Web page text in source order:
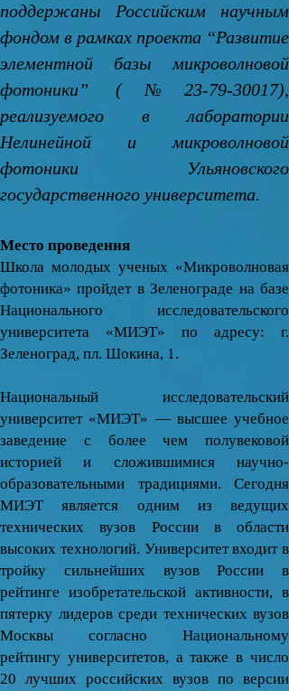
поддержаны Российским научным
фондом в рамках проекта “Развитие
элементной базы микроволновой
фотоники” (№23-79-30017),
реализуемого в лаборатории
Нелинейной и микроволновой
фотоники Ульяновского
государственного университета.
Место проведения
Школа молодых ученых «Микроволновая
фотоника» пройдет в Зеленограде на базе
Национального исследовательского
университета «МИЭТ» по адресу: г.
Зеленоград, пл. Шокина, 1.
Национальный исследовательский
университет «МИЭТ» — высшее учебное
заведение с более чем полувековой
историей и сложившимися научно-
образовательными традициями. Сегодня
МИЭТ является одним из ведущих
технических вузов России в области
высоких технологий. Университет входит в
тройку сильнейших вузов России в
рейтинге изобретательской активности, в
пятерку лидеров среди технических вузов
Москвы согласно Национальному
рейтингу университетов, а также в число
20 лучших российских вузов по версии